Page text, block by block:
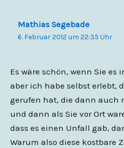
Mathias Segebade
6. Februar 2012 um 22:35 Uhr
Es wäre schön, wenn Sie
aber ich habe selbst erlebt,
gerufen hat, die dann auch
und dann als Sie vor Ort
dass es einen Unfall gab,
Warum also diese kostbare